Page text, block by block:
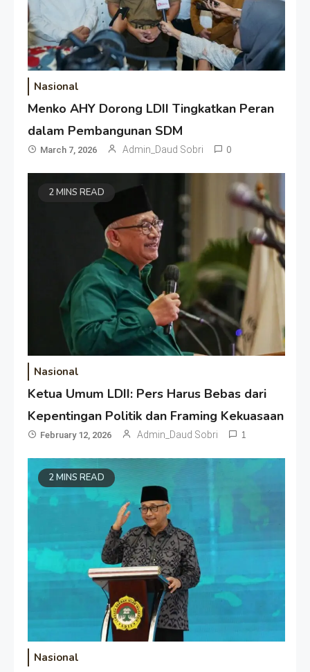
Nasional
Menko AHY Dorong LDII Tingkatkan Peran
dalam Pembangunan SDM
March 7, 2026 Admin_Daud Sobri 0
2 MINS READ
Nasional
Ketua Umum LDII: Pers Harus Bebas dari
Kepentingan Politik dan Framing Kekuasaan
February 12, 2026 Admin_Daud Sobri 1
2 MINS READ
Nasional